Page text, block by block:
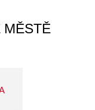
MĚSTĚ